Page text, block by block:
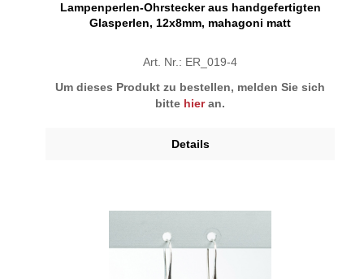
Lampenperlen-Ohrstecker aus handgefertigten
Glasperlen, 12x8mm, mahagoni matt
Art. Nr.: ER_019-4
Um dieses Produkt zu bestellen, melden Sie sich
bitte hieran.
Details